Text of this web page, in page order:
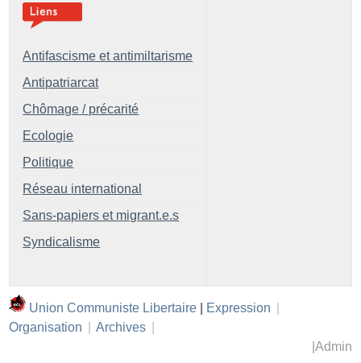
Antifascisme et antimiltarisme
Antipatriarcat
Chômage / précarité
Ecologie
Politique
Réseau international
Sans-papiers et migrant.e.s
Syndicalisme
Union Communiste Libertaire Expression
Organisation
Archives
Admin